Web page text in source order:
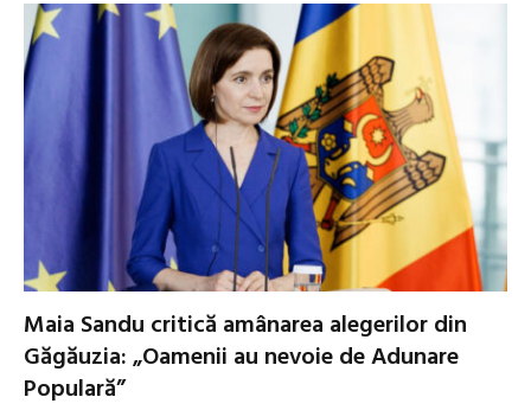
Maia Sandu critică amânarea alegerilor din
Găgăuzia: „Oamenii au nevoie de Adunare
Populară”